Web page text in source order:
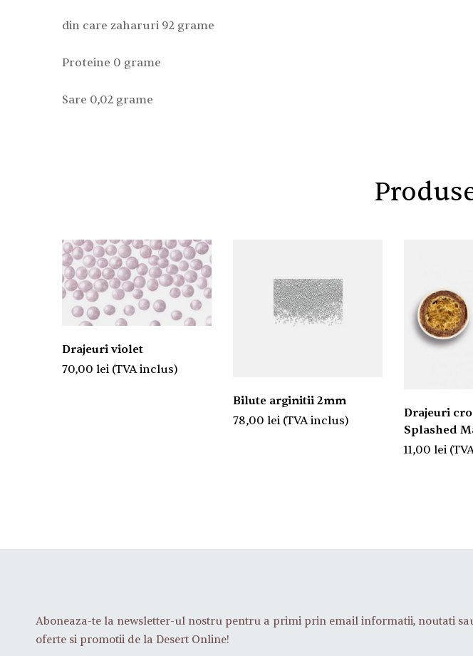
din care zaharuri 92 grame
Proteine ​​0 grame
Sare 0,02 grame
Drajeuri violet
70,00 lei (TVA inclus)
Bilute arginitii 2mm
78,00 lei (TVA inclus)
Drajeuri
Splashed
11,00 lei
Aboneaza-te la newsletter-ul nostru pentru a primi prin email informatii, noutati
oferte si promotii de la Desert Online!